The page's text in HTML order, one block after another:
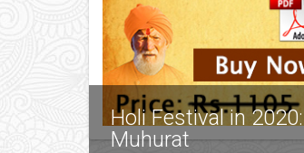
Holi Festival in
Muhurat